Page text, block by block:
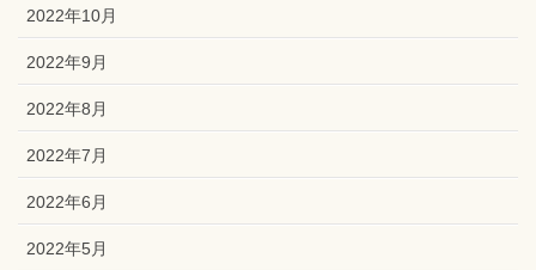
2022年10月
2022年9月
2022年8月
2022年7月
2022年6月
2022年5月